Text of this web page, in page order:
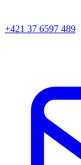
+421 37 6597 489